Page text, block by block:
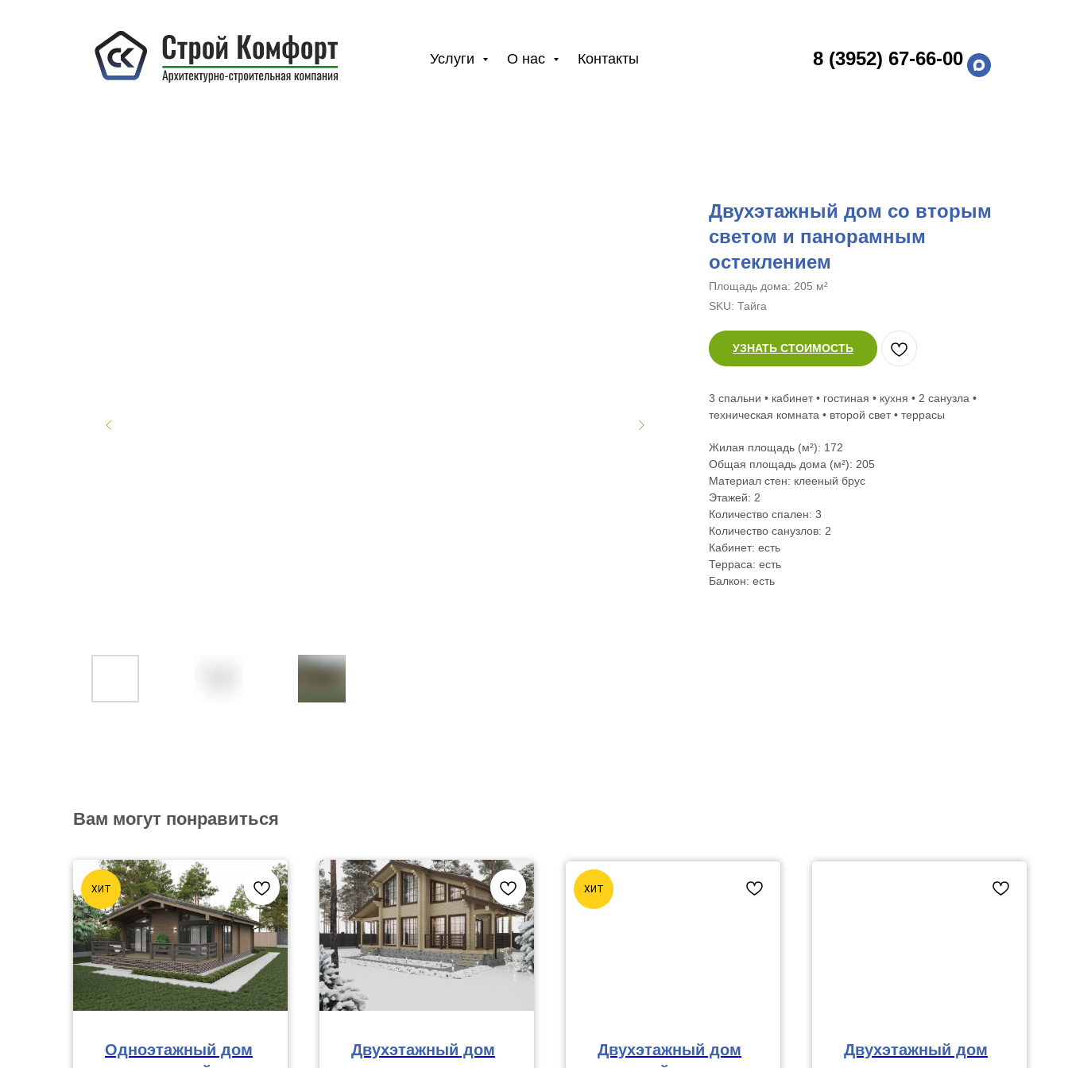
Услуги О нас Контакты 8 (3952) 67-66-00
Двухэтажный дом со вторым
светом и панорамным
остеклением
Площадь дома: 205 м²
SKU: Тайга
УЗНАТЬ СТОИМОСТЬ
3 спальни • кабинет • гостиная • кухня • 2 санузла •
техническая комната • второй свет • террасы
Жилая площадь (м²): 172
Общая площадь дома (м²): 205
Материал стен: клееный брус
Этажей: 2
Количество спален: 3
Количество санузлов: 2
Кабинет: есть
Терраса: есть
Балкон: есть
Вам могут понравиться
ХИТ
Одноэтажный дом
Двухэтажный дом
ХИТ
Двухэтажный дом
Двухэтажный дом